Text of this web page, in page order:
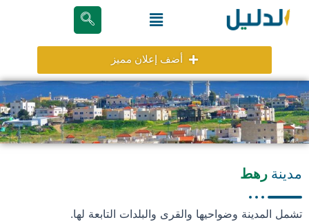
تخطي
Menu
أضف إعلان مميز
مدينة رهط
تشمل المدينة وضواحيها والقرى والبلدات التابعة لها.